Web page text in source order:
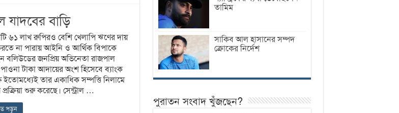
বাড়ি
৬১ লাখ রুপিরও বেশি খেলাপি ঋণের দায়
না পারায় আইনি ও আর্থিক বিপাকে
বলিউডের জনপ্রিয় অভিনেতা রাজপাল
টাকা আদায়ের অংশ হিসেবে ব্যাংক
ইতোমধ্যেই তার একাধিক সম্পত্তি নিলামে
শুরু করেছে। সেন্ট্রাল …
পড়ুন
তামিম
সাকিব আল হাসানের সম্পদ
ক্রোকের নির্দেশ
পুরাতন সংবাদ খুঁজছেন?